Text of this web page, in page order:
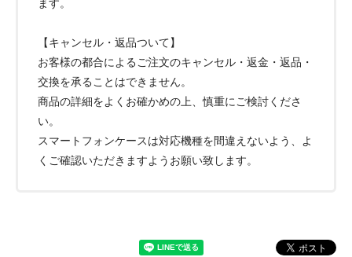
ます。
【キャンセル・返品ついて】
お客様の都合によるご注文のキャンセル・返金・返品・
交換を承ることはできません。
商品の詳細をよくお確かめの上、慎重にご検討くださ
い。
スマートフォンケースは対応機種を間違えないよう、よ
くご確認いただきますようお願い致します。